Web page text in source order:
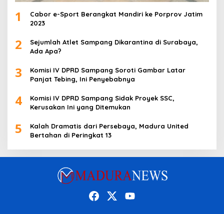
1
Cabor e-Sport Berangkat Mandiri ke Porprov Jatim
2023
2
Sejumlah Atlet Sampang Dikarantina di Surabaya,
Ada Apa?
3
Komisi IV DPRD Sampang Soroti Gambar Latar
Panjat Tebing, Ini Penyebabnya
4
Komisi IV DPRD Sampang Sidak Proyek SSC,
Kerusakan Ini yang Ditemukan
5
Kalah Dramatis dari Persebaya, Madura United
Bertahan di Peringkat 13